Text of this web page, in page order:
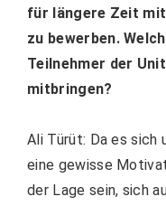
für längere Zeit mit
zu bewerben.
Teilnehmer der
mitbringen?
Ali Türüt: Da es sich
eine gewisse
der Lage sein, sich